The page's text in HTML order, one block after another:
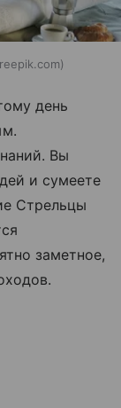
день
Вы
и сумеете
Стрельцы
заметное,